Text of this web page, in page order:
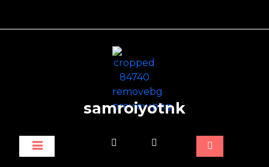
samroiyotnk